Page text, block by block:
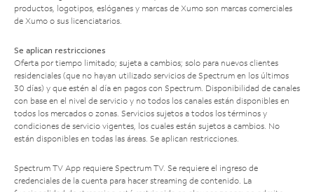
productos, logotipos, eslóganes y marcas de Xumo son marcas comerciales
de Xumo o sus licenciatarios.
Se aplican restricciones
Oferta por tiempo limitado; sujeta a cambios; solo para nuevos clientes
residenciales (que no hayan utilizado servicios de Spectrum en los últimos
30 días) y que estén al día en pagos con Spectrum. Disponibilidad de canales
con base en el nivel de servicio y no todos los canales están disponibles en
todos los mercados o zonas. Servicios sujetos a todos los términos y
condiciones de servicio vigentes, los cuales están sujetos a cambios. No
están disponibles en todas las áreas. Se aplican restricciones.
Spectrum TV App requiere Spectrum TV. Se requiere el ingreso de
credenciales de la cuenta para hacer streaming de contenido. La